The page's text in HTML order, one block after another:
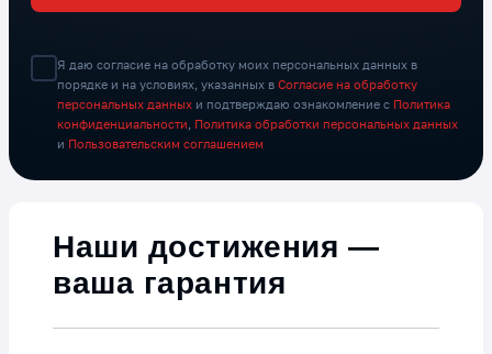
Я даю согласие на обработку моих персональных данных в
порядке и на условиях, указанных в Согласие на обработку
персональных данных и подтверждаю ознакомление с Политика
конфиденциальности
Политика обработки персональных данных
и Пользовательским соглашением
Наши достижения —
ваша гарантия